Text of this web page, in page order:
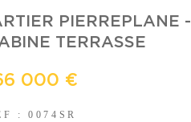
PIERREPLANE -
TERRASSE
000 €
: 0074SR